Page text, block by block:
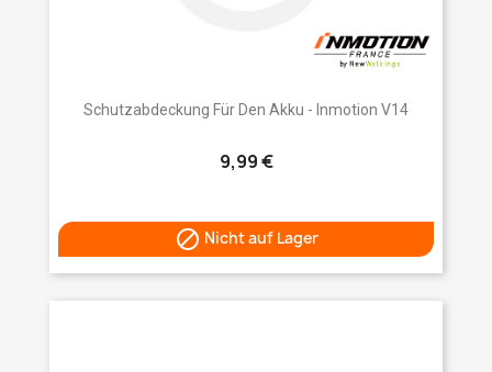
Schutzabdeckung Für Den Akku - Inmotion V14
9,99 €
 Nicht auf Lager